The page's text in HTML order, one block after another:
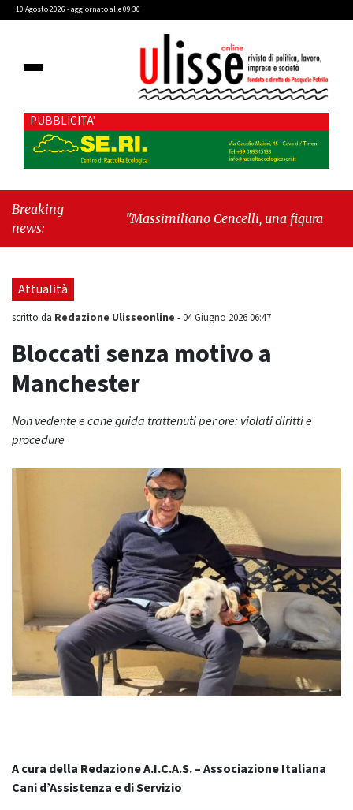
10 Agosto 2026 - aggiornato alle 09:30
PUBBLICITA'
Breaking
news:
"Massimiliano Cencelli, una figura quasi
Attualità
scritto da Redazione Ulisseonline -04 Giugno 2026 06:47
Bloccati senza motivo a
Manchester
Non vedente e cane guida trattenuti per ore: violati diritti e
procedure
A cura della Redazione A.I.C.A.S. – Associazione Italiana
Cani d’Assistenza e di Servizio